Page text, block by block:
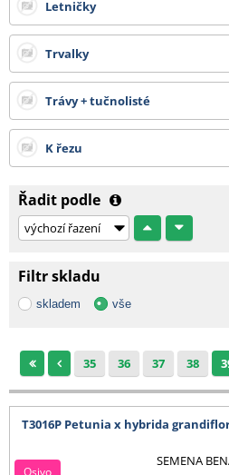
Letničky
Trvalky
Trávy + tučnolisté
K řezu
Řadit podle
Filtr skladu
skladem vše
35 36 37 38
T3016P Petunia x hybrida
SEMENA